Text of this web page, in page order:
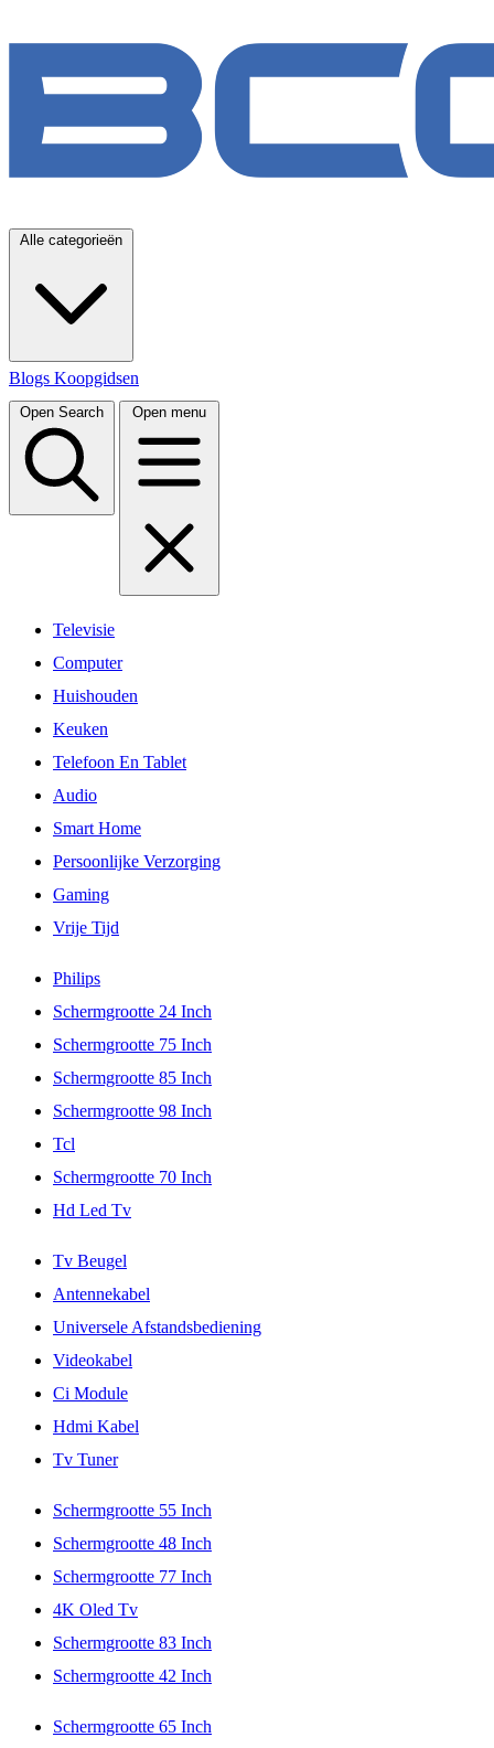
Alle categorieën
Blogs Koopgidsen
Open Search Open menu
Televisie
Computer
Huishouden
Keuken
Telefoon En Tablet
Audio
Smart Home
Persoonlijke Verzorging
Gaming
Vrije Tijd
Philips
Schermgrootte 24 Inch
Schermgrootte 75 Inch
Schermgrootte 85 Inch
Schermgrootte 98 Inch
Tcl
Schermgrootte 70 Inch
Hd Led Tv
Tv Beugel
Antennekabel
Universele Afstandsbediening
Videokabel
Ci Module
Hdmi Kabel
Tv Tuner
Schermgrootte 55 Inch
Schermgrootte 48 Inch
Schermgrootte 77 Inch
4K Oled Tv
Schermgrootte 83 Inch
Schermgrootte 42 Inch
Schermgrootte 65 Inch